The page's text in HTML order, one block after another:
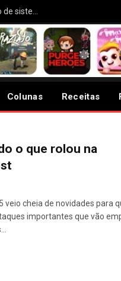
Colunas Receitas
o que rolou na
veio cheia de novidades para
importantes que vão